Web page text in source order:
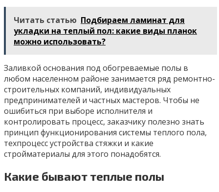
Читать статью Подбираем ламинат для
укладки на теплый пол: какие виды планок
можно использовать?
Заливкой основания под обогреваемые полы в
любом населенном районе занимается ряд ремонтно-
строительных компаний, индивидуальных
предпринимателей и частных мастеров. Чтобы не
ошибиться при выборе исполнителя и
контролировать процесс, заказчику полезно знать
принцип функционирования системы теплого пола,
техпроцесс устройства стяжки и какие
стройматериалы для этого понадобятся.
Какие бывают теплые полы